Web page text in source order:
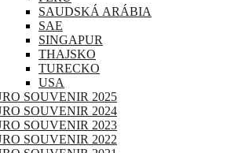
SAUDSKÁ ARÁBIA
SAE
SINGAPUR
THAJSKO
TURECKO
USA
SOUVENIR 2025
SOUVENIR 2024
SOUVENIR 2023
SOUVENIR 2022